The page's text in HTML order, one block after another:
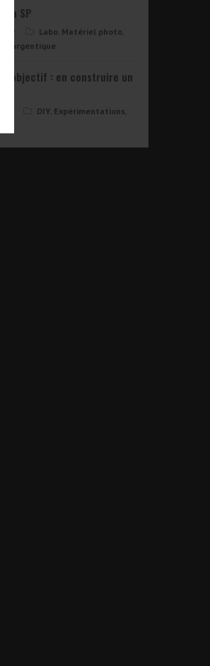
la SP
Labo Matériel photo
argentique
objectif : en construire un
DIY Expérimentations